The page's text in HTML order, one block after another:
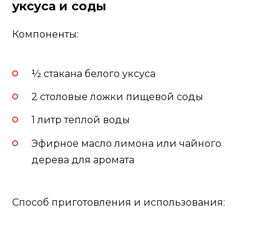
уксуса и соды
Компоненты:
½ стакана белого уксуса
2 столовые ложки пищевой соды
1 литр теплой воды
Эфирное масло лимона или чайного
дерева для аромата
Способ приготовления и использования: